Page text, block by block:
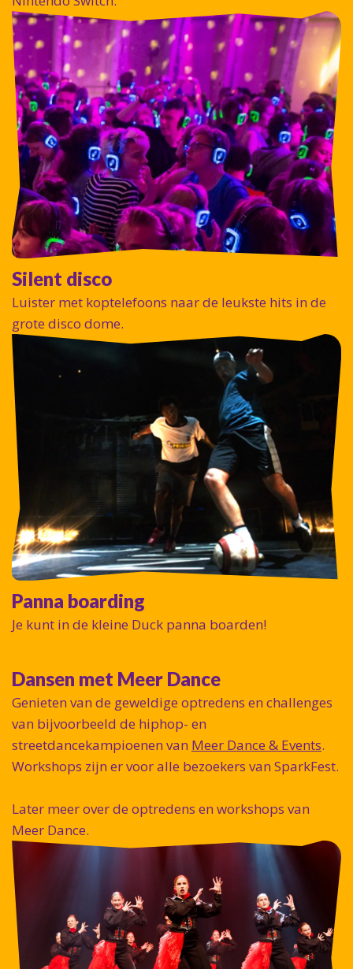
Silent disco
Luister met koptelefoons naar de leukste hits in de
grote disco dome.
Panna boarding
Je kunt in de kleine Duck panna boarden!
Dansen met Meer Dance
Genieten van de geweldige optredens en challenges
van bijvoorbeeld de hiphop- en
streetdancekampioenen van Meer Dance & Events.
Workshops zijn er voor alle bezoekers van SparkFest.
Later meer over de optredens en workshops van
Meer Dance.